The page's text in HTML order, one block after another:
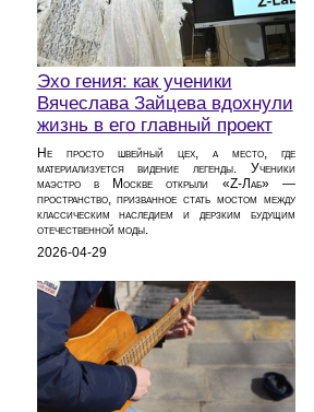
Эхо гения: как ученики
Вячеслава Зайцева вдохнули
жизнь в его главный проект
Не просто швейный цех, а место, где
материализуется видение легенды. Ученики
маэстро в Москве открыли «Z-Лаб» —
пространство, призванное стать мостом между
классическим наследием и дерзким будущим
отечественной моды.
2026-04-29